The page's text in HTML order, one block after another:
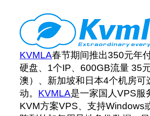
KVMLA春节期间推出350元年
硬盘、1个IP、600GB流量 35
澳）、新加坡和日本4个机房
动。 KVMLA是一家国人VPS服
KVM方案VPS、支持Windows